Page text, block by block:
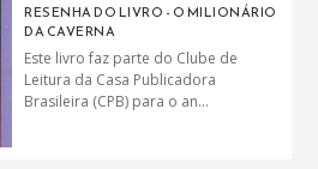
RESENHA DO LIVRO - O MILIONÁRIO
DA CAVERNA
Este livro faz parte do Clube de
Leitura da Casa Publicadora
Brasileira (CPB) para o an...